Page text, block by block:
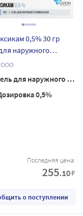
0,5% 30 гр
наружного
для наружного применения
0,5%
Последняя цена:
255.10₽
о поступлении